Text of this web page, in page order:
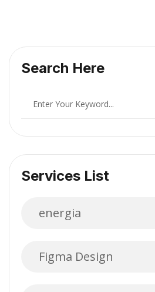
Search Here
Services List
energia
Figma Design